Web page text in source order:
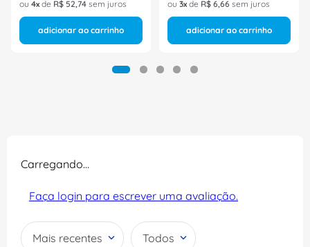
ou 4 de R$ 52,74 sem juros
adicionar ao carrinho
ou 3 de R$ 6,66 sem juros
adicionar ao carrinho
Carregando…
Faça login para escrever uma avaliação.
Mais recentes Todos